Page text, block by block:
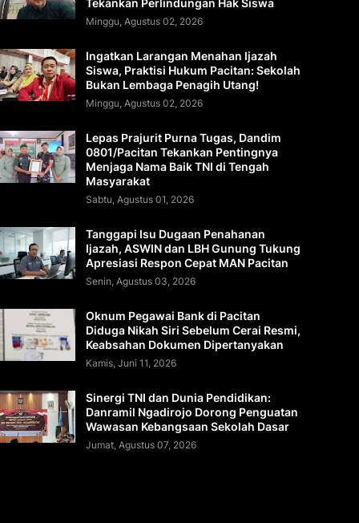
Tekankan Perlindungan Hak Siswa
Minggu, Agustus 02, 2026
Ingatkan Larangan Menahan Ijazah
Siswa, Praktisi Hukum Pacitan: Sekolah
Bukan Lembaga Penagih Utang!
Minggu, Agustus 02, 2026
Lepas Prajurit Purna Tugas, Dandim
0801/Pacitan Tekankan Pentingnya
Menjaga Nama Baik TNI di Tengah
Masyarakat
Sabtu, Agustus 01, 2026
Tanggapi Isu Dugaan Penahanan
Ijazah, ASWIN dan LBH Gunung Tukung
Apresiasi Respon Cepat MAN Pacitan
Senin, Agustus 03, 2026
Oknum Pegawai Bank di Pacitan
Diduga Nikah Siri Sebelum Cerai Resmi,
Keabsahan Dokumen Dipertanyakan
Kamis, Juni 11, 2026
Sinergi TNI dan Dunia Pendidikan:
Danramil Ngadirojo Dorong Penguatan
Wawasan Kebangsaan Sekolah Dasar
Jumat, Agustus 07, 2026